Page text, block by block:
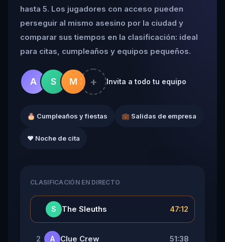
hasta 5. Los jugadores con acceso pueden
perseguir al mismo asesino por la ciudad y
comparar sus tiempos en la clasificación: ideal
para citas, cumpleaños y equipos pequeños.
A S M + Invita a todo tu equipo
🎂 Cumpleaños y fiestas 💼 Salidas de empresa
❤️ Noche de cita
CLASIFICACIÓN EN DIRECTO
S The Sleuths 47:12
2 A Clue Crew 51:38